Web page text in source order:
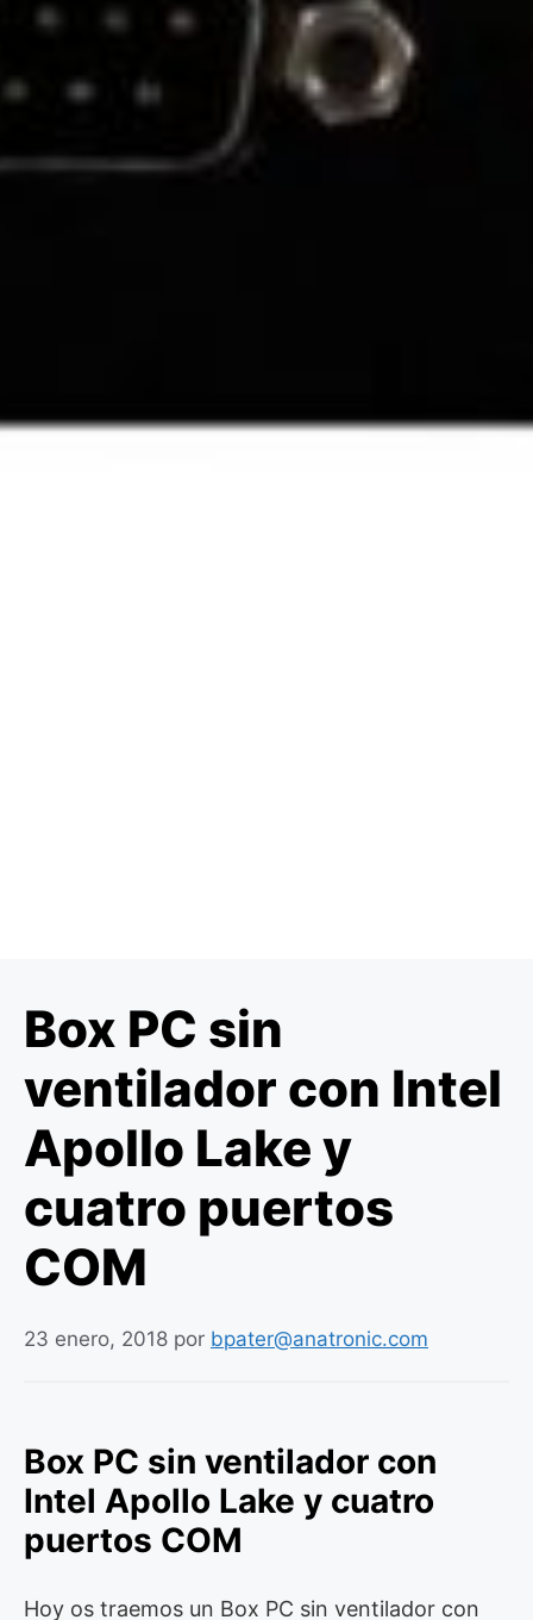
Box PC sin
ventilador con Intel
Apollo Lake y
cuatro puertos
COM
23 enero, 2018 por bpater@anatronic.com
Box PC sin ventilador con
Intel Apollo Lake y cuatro
puertos COM
Hoy os traemos un Box PC sin ventilador con